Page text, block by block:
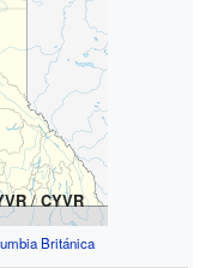
/CYVR
Británica